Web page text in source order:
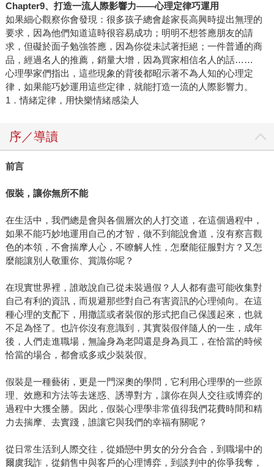
Chapter9、打造一流人際影響力——心理定律巧運用
如果細心觀察你會發現：很多孩子總會趁家長高興時提出無理的
要求，因為他們知道這時很容易成功；明明不想答應朋友的請
求，但礙於面子勉強答應，因為你從未試著拒絕；一件普通的商
品，經過名人的推薦，銷量大增，因為買家相信名人的話……
心理學家們指出，這些現象的背後都昭示著不為人知的心理定
律，如果能巧妙運用這些定律，就能打造一流的人際影響力。
1．情緒定律，用快樂情緒感染人
序／導讀
前言
假裝，讓你無所不能
在生活中，我們總是會與各個層次的人打交道，在這個過程中，
如果不能巧妙地運用自己的才智，做不到能說會道，沒有察言觀
色的本領，不會揣摩人心，不瞭解人性，怎麼能征服對方？又怎
麼能讓別人敬重你、賞識你呢？
在現實世界裡，誰敢說自己從未裝過假？人人都有盡可能收集對
自己有利的資訊，而規避那些對自己有害資訊的心理傾向。在這
種心理的支配下，用撒謊或者裝假的形式把自己保護起來，也就
不足為怪了。也許你沒有意識到，其實裝假伴隨人的一生，成年
後，人們走進職場，無論身為老闆還是身為員工，在恰當的時候
恰當的場合，都會或多或少裝裝假。
假裝是一種藝術，更是一門深奧的學問，它利用心理學的一些原
理、效應和方法等去迷惑、誘導對方，讓你在與人交往或博弈的
過程中大獲全勝。因此，假裝心理學非常值得我們花費時間和精
力去揣摩、去實踐，誰讓它與我們的幸福有關呢？
從日常生活到人際交往，從婚戀中男女的分分合合，到職場中的
爾虞我詐，從銷售中與客戶的心理博弈，到談判中的你爭我奪，